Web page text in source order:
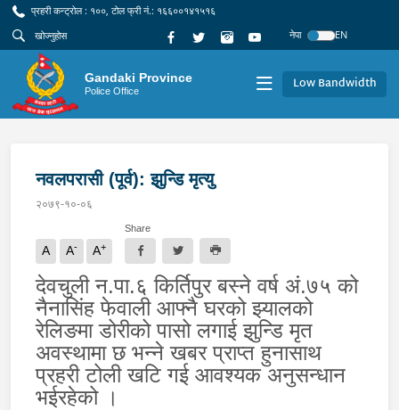
प्रहरी कन्ट्रोल : १००, टोल फ्री नं.: १६६००१४१५१६
नेपा
EN
Gandaki Province
Police Office Low Bandwidth
नवलपरासी (पूर्व): झुन्डि मृत्यु
२०७९-१०-०६
A A- A+
Share
देवचुली न.पा.६ किर्तिपुर बस्ने वर्ष अं.७५ को
नैनासिंह फेवाली आफ्नै घरको झ्यालको
रेलिङमा डोरीको पासो लगाई झुन्डि मृत
अवस्थामा छ भन्ने खबर प्राप्त हुनासाथ
प्रहरी टोली खटि गई आवश्यक अनुसन्धान
भईरहेको ।